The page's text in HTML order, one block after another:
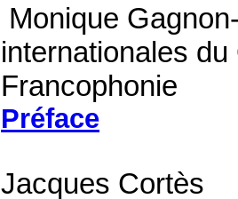
Monique
internationales
Francophonie
Préface
Jacques Cortès